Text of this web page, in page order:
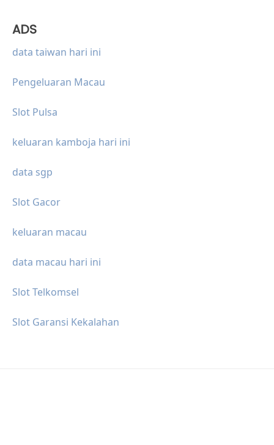
ADS
data taiwan hari ini
Pengeluaran Macau
Slot Pulsa
keluaran kamboja hari ini
data sgp
Slot Gacor
keluaran macau
data macau hari ini
Slot Telkomsel
Slot Garansi Kekalahan